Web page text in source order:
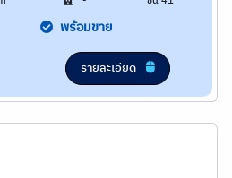
พร้อมขาย
รายละเอียด